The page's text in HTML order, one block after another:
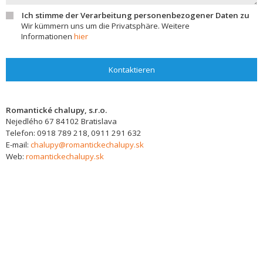
Ich stimme der Verarbeitung personenbezogener Daten zu
Wir kümmern uns um die Privatsphäre. Weitere
Informationen hier
Kontaktieren
Romantické chalupy, s.r.o.
Nejedlého 67 84102 Bratislava
Telefon: 0918 789 218, 0911 291 632
E-mail: chalupy@romantickechalupy.sk
Web: romantickechalupy.sk